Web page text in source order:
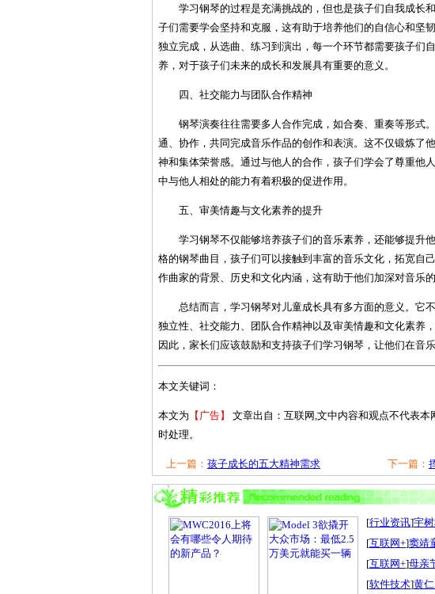
学习钢琴的过程是充满挑战的，但也是孩子们自我成长
子们需要学会坚持和克服，这有助于培养他们的自信心和坚
独立完成，从选曲、练习到演出，每一个环节都需要孩子们
养，对于孩子们未来的成长和发展具有重要的意义。
四、社交能力与团队合作精神
钢琴演奏往往需要多人合作完成，如合奏、重奏等形式
通、协作，共同完成音乐作品的创作和表演。这不仅锻炼了
神和集体荣誉感。通过与他人的合作，孩子们学会了尊重他
中与他人相处的能力有着积极的促进作用。
五、审美情趣与文化素养的提升
学习钢琴不仅能够培养孩子们的音乐素养，还能够提升
格的钢琴曲目，孩子们可以接触到丰富的音乐文化，拓宽自
作曲家的背景、历史和文化内涵，这有助于他们加深对音乐
总结而言，学习钢琴对儿童成长具有多方面的意义。它
独立性、社交能力、团队合作精神以及审美情趣和文化素养
因此，家长们应该鼓励和支持孩子们学习钢琴，让他们在音
本文关键词：
本文为 【广告】
文章出自：互联网,文中内容和观点不代表
时处理。
上一篇： 孩子成长的五大精神需求 下一篇：
[行业资讯]宇
[互联网+]窦靖
[互联网+]母亲
[软件技术]黄